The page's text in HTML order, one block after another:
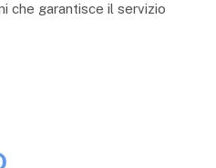
che garantisce il servizio